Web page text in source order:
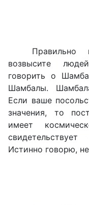
возвысите
говорить о
Шамбалы.
Если ваше
значения, то
имеет
Истинно говорю,